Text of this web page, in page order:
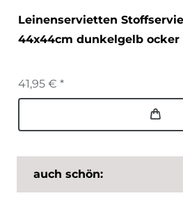
Leinenservietten
44x44cm dunkelgelb ocker
41,95 € *
auch schön: